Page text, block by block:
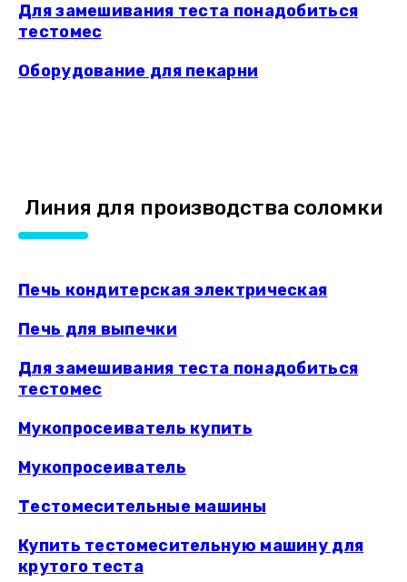
Для замешивания теста понадобиться
тестомес
Оборудование для пекарни
Линия для производства соломки
Печь кондитерская электрическая
Печь для выпечки
Для замешивания теста понадобиться
тестомес
Мукопросеиватель купить
Мукопросеиватель
Тестомесительные машины
Купить тестомесительную машину для
крутого теста